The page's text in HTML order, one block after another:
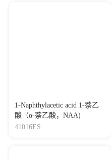
1-Naphthylacetic acid 1-萘乙
酸（α-萘乙酸，NAA)
41016ES